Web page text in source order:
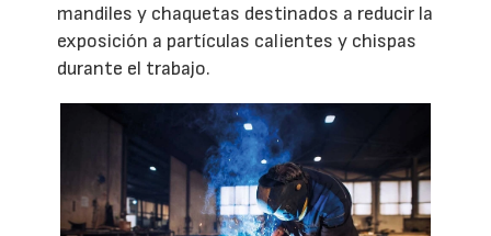
mandiles y chaquetas destinados a reducir la
exposición a partículas calientes y chispas
durante el trabajo.